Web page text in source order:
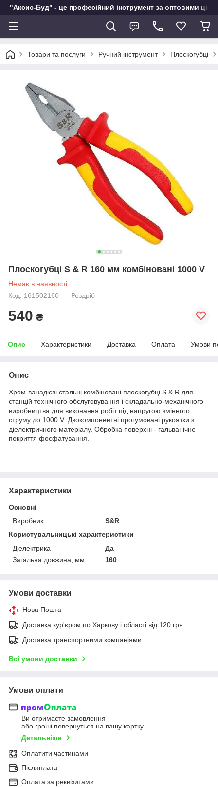
"Аксис-Буд" - це професійний інструмент за оптовими
Товари та послуги Ручний інструмент Плоскогубці
Плоскогубці S & R 160 мм комбіновані 1000 V
Немає в наявності
Код: 161502160
Роздріб
540 ₴
Опис Характеристики Доставка Оплата Умови
Опис
Хром-ванадієві стальні комбіновані плоскогубці S & R для
станцій технічного обслуговування і складально-механічного
виробництва для виконання робіт під напругою змінного
струму до 1000 V. Двокомпонентні прогумовані рукоятки з
діелектричного матеріалу. Обробка поверхні - гальванічне
покриття фосфатування.
Характеристики
Основні
Виробник
S&R
Користувальницькі характеристики
Діелектрика
Да
Загальна довжина, мм
160
Умови доставки
Нова Пошта
Доставка кур'єром по Харкову і області від 120 грн.
Доставка транспортними компаніями
Всі умови доставки
Умови оплати
Ви отримаєте замовлення
або гроші повернуться на вашу картку
Детальніше
Оплатити частинами
Післяплата
Оплата за реквізитами